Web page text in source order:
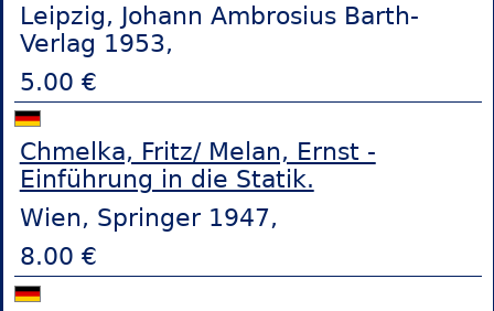
Leipzig, Johann Ambrosius Barth-
Verlag 1953,
5.00 €
Chmelka, Fritz/ Melan, Ernst -
Einführung in die Statik.
Wien, Springer 1947,
8.00 €